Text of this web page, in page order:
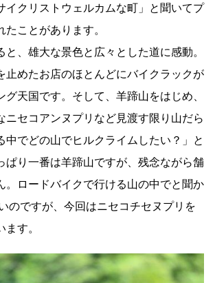
イクリストウェルカムな町」と聞いてプ
ことがあります。
と、雄大な景色と広々とした道に感動。
止めたお店のほとんどにバイクラックが
グ天国です。そして、羊蹄山をはじめ、
ニセコアンヌプリなど見渡す限り山だら
中でどの山でヒルクライムしたい？」と
ぱり一番は羊蹄山ですが、残念ながら舗
。ロードバイクで行ける山の中でと聞か
のですが、今回はニセコチセヌプリを
す。